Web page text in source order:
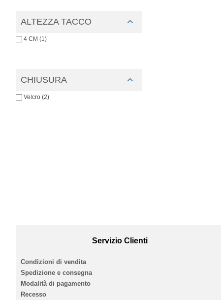
ALTEZZA TACCO
4 CM (1)
CHIUSURA
Velcro (2)
Servizio Clienti
Condizioni di vendita
Spedizione e consegna
Modalità di pagamento
Recesso